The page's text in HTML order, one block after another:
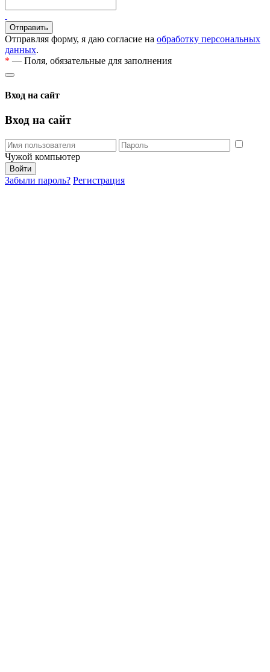
Отправляя форму, я даю согласие на обработку персональных
данных.
* — Поля, обязательные для заполнения
Вход на сайт
Вход на сайт
Чужой компьютер
Забыли пароль? Регистрация